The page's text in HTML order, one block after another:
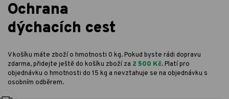
Ochrana
dýchacích cest
V košíku máte zboží o hmotnosti 0 kg. Pokud byste rádi dopravu
zdarma, přidejte ještě do košíku zboží za 2 500 Kč. Platí pro
objednávku o hmotnosti do 15 kg a nevztahuje se na objednávku s
osobním odběrem.